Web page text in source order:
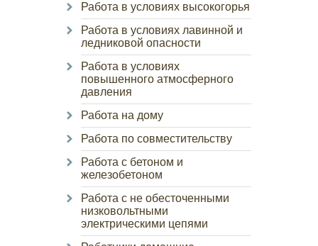
Работа в условиях высокогорья
Работа в условиях лавинной и
ледниковой опасности
Работа в условиях
повышенного атмосферного
давления
Работа на дому
Работа по совместительству
Работа с бетоном и
железобетоном
Работа с не обесточенными
низковольтными
электрическими цепями